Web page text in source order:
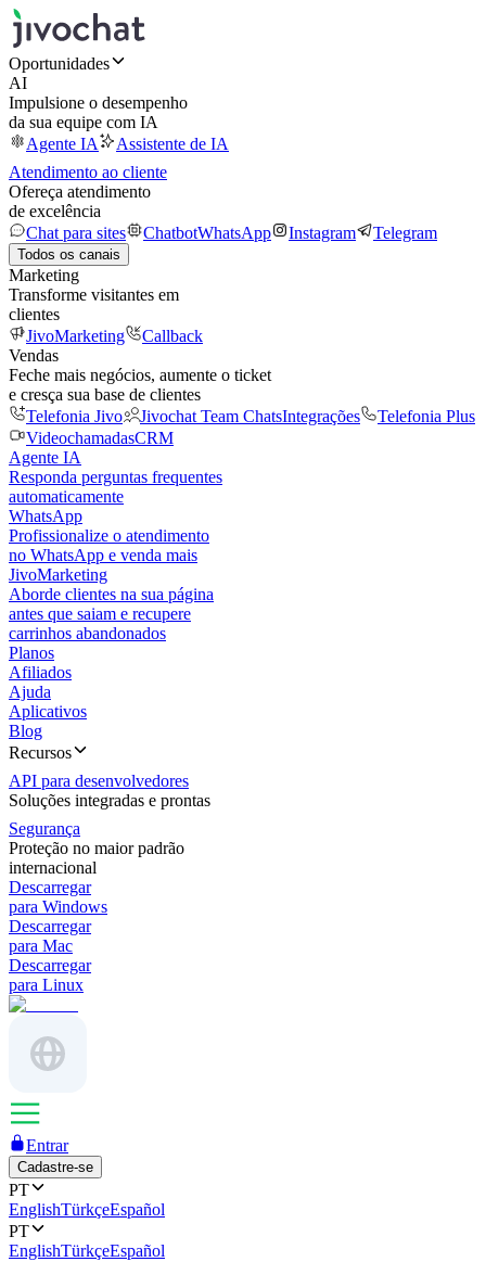
Oportunidades
AI
Impulsione o desempenho
da sua equipe com IA
Agente IA
Assistente de IA
Atendimento ao cliente
Ofereça atendimento
de excelência
Chat para sites
ChatbotWhatsApp Instagram Telegram
Todos os canais
Marketing
Transforme visitantes em
clientes
JivoMarketing
Callback
Vendas
Feche mais negócios, aumente o ticket
e cresça sua base de clientes
Telefonia Jivo
Jivochat Team ChatsIntegrações
Telefonia Plus
VideochamadasCRM
Agente IA
Responda perguntas frequentes
automaticamente
WhatsApp
Profissionalize o atendimento
no WhatsApp e venda mais
JivoMarketing
Aborde clientes na sua página
antes que saiam e recupere
carrinhos abandonados
Planos
Afiliados
Ajuda
Aplicativos
Blog
Recursos
API para desenvolvedores
Soluções integradas e prontas
Segurança
Proteção no maior padrão
internacional
Descarregar
para Windows
Descarregar
para Mac
Descarregar
para Linux
Entrar
Cadastre-se
PT
EnglishTürkçeEspañol
PT
EnglishTürkçeEspañol